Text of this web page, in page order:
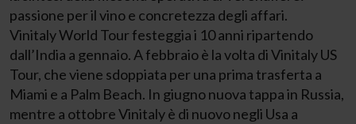
passione per il vino e concretezza degli affari.
Vinitaly World Tour festeggia i 10 anni ripartendo
dall’India a gennaio. A febbraio è la volta di Vinitaly US
Tour, che viene sdoppiata per una prima trasferta a
Miami e a Palm Beach. In giugno nuova tappa in Russia,
mentre a ottobre Vinitaly è di nuovo negli Usa a